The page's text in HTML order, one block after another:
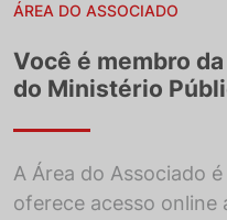
ÁREA DO ASSOCIADO
Você é membro
do Ministério
A Área do Associado
oferece acesso online